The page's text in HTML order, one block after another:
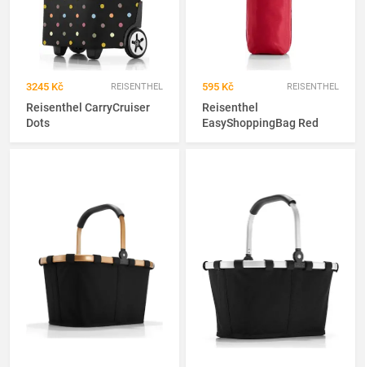
3245 Kč REISENTHEL
Reisenthel CarryCruiser
Dots
595 Kč REISENTHEL
Reisenthel
EasyShoppingBag Red